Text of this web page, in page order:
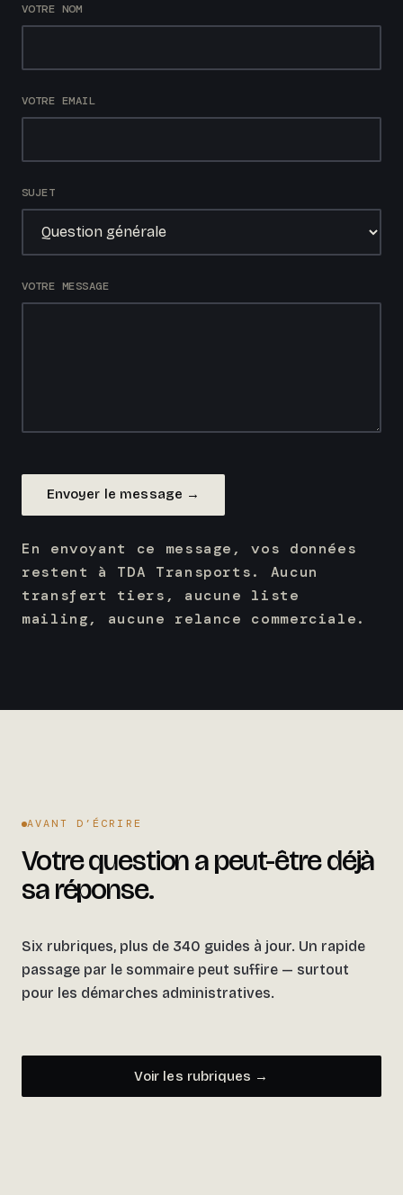
VOTRE NOM
VOTRE EMAIL
SUJET
VOTRE MESSAGE
Envoyer le message →
En envoyant ce message, vos données
restent à TDA Transports. Aucun
transfert tiers, aucune liste
mailing, aucune relance commerciale.
AVANT D’ÉCRIRE
Votre question a peut-être déjà
sa réponse.
Six rubriques, plus de 340 guides à jour. Un rapide
passage par le sommaire peut suffire — surtout
pour les démarches administratives.
Voir les rubriques →